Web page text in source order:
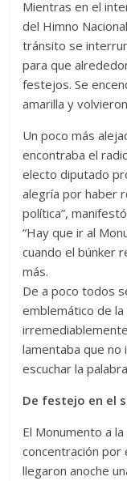
Mientras en el
del Himno
tránsito se
para que
festejos. Se
amarilla y
Un poco más
encontraba el
electo diputado
alegría por haber
política”,
“Hay que ir al
cuando el búnker
más.
De a poco todos
emblemático de la
lamentaba que no
escuchar la
De festejo en el
El Monumento a
concentración por
llegaron anoche